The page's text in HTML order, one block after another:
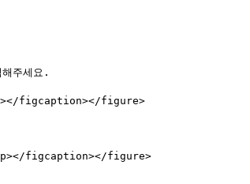
주세요.
figcaption></figure>
p></figcaption></figure>